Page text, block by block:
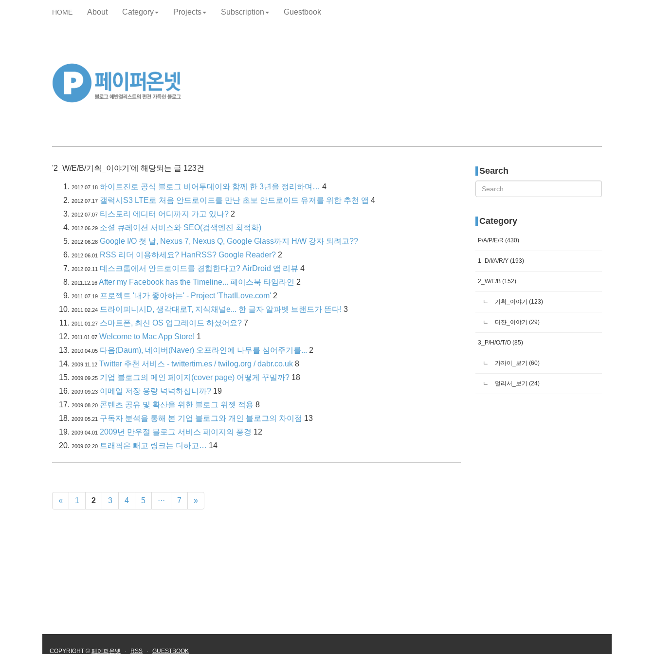
HOME About Category Projects Subscription Guestbook
'2_W/E/B/기획_이야기'에 해당되는 글 123건
2012.07.18 하이트진로 공식 블로그 비어투데이와 함께 한 3년을 정리하며… 4
2012.07.17 갤럭시S3 LTE로 처음 안드로이드를 만난 초보 안드로이드 유저를 위한 추천 앱 4
2012.07.07 티스토리 에디터 어디까지 가고 있나? 2
2012.06.29 소셜 큐레이션 서비스와 SEO(검색엔진 최적화)
2012.06.28 Google I/O 첫 날, Nexus 7, Nexus Q, Google Glass까지 H/W 강자 되려고??
2012.06.01 RSS 리더 이용하세요? HanRSS? Google Reader? 2
2012.02.11 데스크톱에서 안드로이드를 경험한다고? AirDroid 앱 리뷰 4
2011.12.16 After my Facebook has the Timeline... 페이스북 타임라인 2
2011.07.19 프로젝트 '내가 좋아하는' - Project 'ThatILove.com' 2
2011.02.24 드라이피니시D, 생각대로T, 지식채널e... 한 글자 알파벳 브랜드가 뜬다! 3
2011.01.27 스마트폰, 최신 OS 업그레이드 하셨어요? 7
2011.01.07 Welcome to Mac App Store! 1
2010.04.05 다음(Daum), 네이버(Naver) 오프라인에 나무를 심어주기를... 2
2009.11.12 Twitter 추천 서비스 - twittertim.es / twilog.org / dabr.co.uk 8
2009.09.25 기업 블로그의 메인 페이지(cover page) 어떻게 꾸밀까? 18
2009.09.23 이메일 저장 용량 넉넉하십니까? 19
2009.08.20 콘텐츠 공유 및 확산을 위한 블로그 위젯 적용 8
2009.05.21 구독자 분석을 통해 본 기업 블로그와 개인 블로그의 차이점 13
2009.04.01 2009년 만우절 블로그 서비스 페이지의 풍경 12
2009.02.20 트래픽은 빼고 링크는 더하고… 14
« 1 2 3 4 5 ··· 7 »
Search
Category
P/A/P/E/R (430)
1_D/I/A/R/Y (193)
2_W/E/B (152)
기획_이야기 (123)
디쟌_이야기 (29)
3_P/H/O/T/O (85)
가까이_보기 (60)
멀리서_보기 (24)
COPYRIGHT © 페이퍼온넷 · RSS · GUESTBOOK